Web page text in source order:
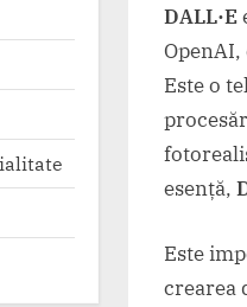
DALL·E
Este o
esență,
Este
crearea